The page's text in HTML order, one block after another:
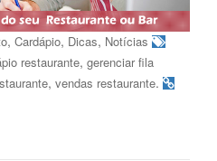
, Cardápio, Dicas, Notícias
restaurante, gerenciar fila
, vendas restaurante.